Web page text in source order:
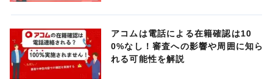
アコムは電話による在籍確認は10
0%なし！審査への影響や周囲に知ら
れる可能性を解説